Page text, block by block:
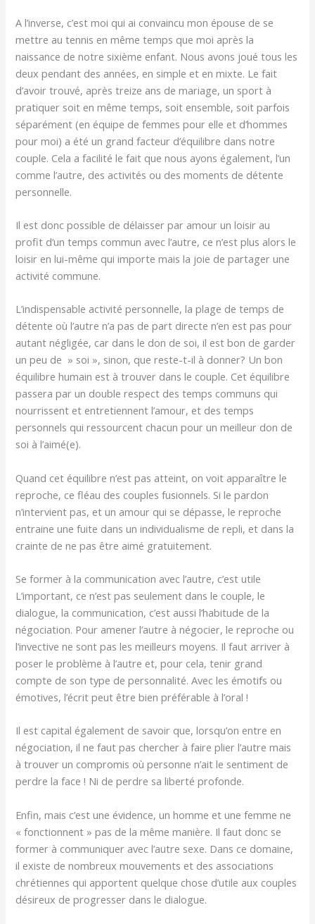
A l’inverse, c’est moi qui ai convaincu mon épouse de se
mettre au tennis en même temps que moi après la
naissance de notre sixième enfant. Nous avons joué tous les
deux pendant des années, en simple et en mixte. Le fait
d’avoir trouvé, après treize ans de mariage, un sport à
pratiquer soit en même temps, soit ensemble, soit parfois
séparément (en équipe de femmes pour elle et d’hommes
pour moi) a été un grand facteur d’équilibre dans notre
couple. Cela a facilité le fait que nous ayons également, l’un
comme l’autre, des activités ou des moments de détente
personnelle.
Il est donc possible de délaisser par amour un loisir au
profit d’un temps commun avec l’autre, ce n’est plus alors le
loisir en lui-même qui importe mais la joie de partager une
activité commune.
L’indispensable activité personnelle, la plage de temps de
détente où l’autre n’a pas de part directe n’en est pas pour
autant négligée, car dans le don de soi, il est bon de garder
un peu de » soi », sinon, que reste-t-il à donner? Un bon
équilibre humain est à trouver dans le couple. Cet équilibre
passera par un double respect des temps communs qui
nourrissent et entretiennent l’amour, et des temps
personnels qui ressourcent chacun pour un meilleur don de
soi à l’aimé(e).
Quand cet équilibre n’est pas atteint, on voit apparaître le
reproche, ce fléau des couples fusionnels. Si le pardon
n’intervient pas, et un amour qui se dépasse, le reproche
entraine une fuite dans un individualisme de repli, et dans la
crainte de ne pas être aimé gratuitement.
Se former à la communication avec l’autre, c’est utile
L’important, ce n’est pas seulement dans le couple, le
dialogue, la communication, c’est aussi l’habitude de la
négociation. Pour amener l’autre à négocier, le reproche ou
l’invective ne sont pas les meilleurs moyens. Il faut arriver à
poser le problème à l’autre et, pour cela, tenir grand
compte de son type de personnalité. Avec les émotifs ou
émotives, l’écrit peut être bien préférable à l’oral !
Il est capital également de savoir que, lorsqu’on entre en
négociation, il ne faut pas chercher à faire plier l’autre mais
à trouver un compromis où personne n’ait le sentiment de
perdre la face ! Ni de perdre sa liberté profonde.
Enfin, mais c’est une évidence, un homme et une femme ne
« fonctionnent » pas de la même manière. Il faut donc se
former à communiquer avec l’autre sexe. Dans ce domaine,
il existe de nombreux mouvements et des associations
chrétiennes qui apportent quelque chose d’utile aux couples
désireux de progresser dans le dialogue.